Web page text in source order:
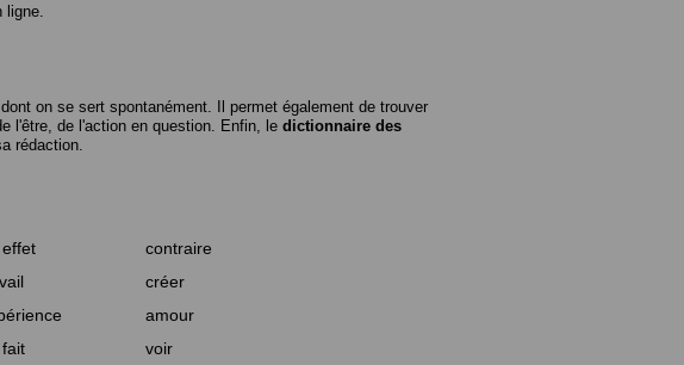
on se sert spontanément. Il permet également de trouver
l'être, de l'action en question. Enfin, le dictionnaire des
rédaction.
contraire
créer
amour
voir